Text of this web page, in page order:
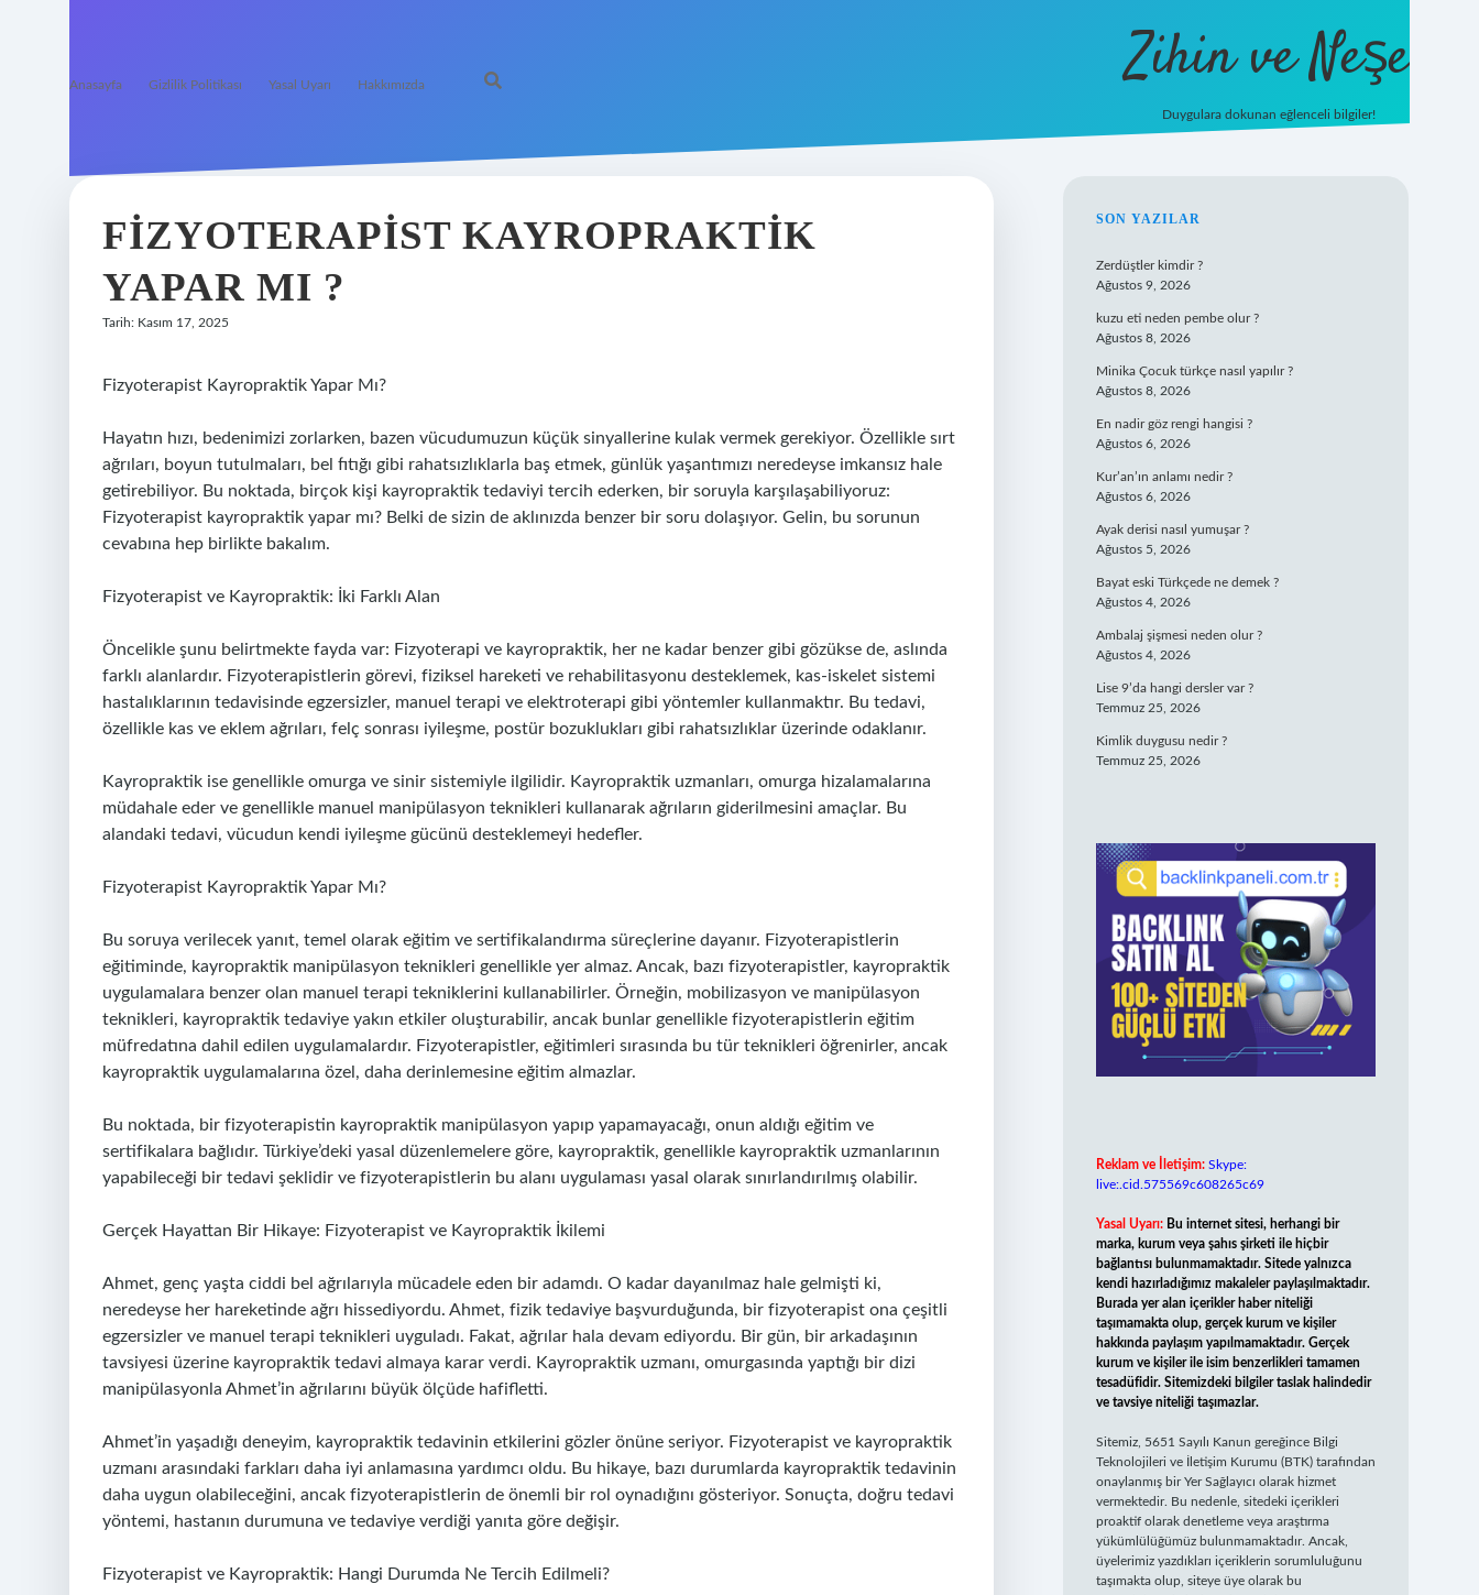
Anasayfa Gizlilik Politikası Yasal Uyarı Hakkımızda Zihin ve Neşe
Duygulara dokunan eğlenceli bilgiler!
FIZYOTERAPIST KAYROPRAKTIK
YAPAR MI ?
Tarih: Kasım 17, 2025
Fizyoterapist Kayropraktik Yapar Mı?
Hayatın hızı, bedenimizi zorlarken, bazen vücudumuzun küçük sinyallerine kulak vermek gerekiyor. Özellikle sırt
ağrıları, boyun tutulmaları, bel fıtığı gibi rahatsızlıklarla baş etmek, günlük yaşantımızı neredeyse imkansız hale
getirebiliyor. Bu noktada, birçok kişi kayropraktik tedaviyi tercih ederken, bir soruyla karşılaşabiliyoruz:
Fizyoterapist kayropraktik yapar mı? Belki de sizin de aklınızda benzer bir soru dolaşıyor. Gelin, bu sorunun
cevabına hep birlikte bakalım.
Fizyoterapist ve Kayropraktik: İki Farklı Alan
Öncelikle şunu belirtmekte fayda var: Fizyoterapi ve kayropraktik, her ne kadar benzer gibi gözükse de, aslında
farklı alanlardır. Fizyoterapistlerin görevi, fiziksel hareketi ve rehabilitasyonu desteklemek, kas-iskelet sistemi
hastalıklarının tedavisinde egzersizler, manuel terapi ve elektroterapi gibi yöntemler kullanmaktır. Bu tedavi,
özellikle kas ve eklem ağrıları, felç sonrası iyileşme, postür bozuklukları gibi rahatsızlıklar üzerinde odaklanır.
Kayropraktik ise genellikle omurga ve sinir sistemiyle ilgilidir. Kayropraktik uzmanları, omurga hizalamalarına
müdahale eder ve genellikle manuel manipülasyon teknikleri kullanarak ağrıların giderilmesini amaçlar. Bu
alandaki tedavi, vücudun kendi iyileşme gücünü desteklemeyi hedefler.
Fizyoterapist Kayropraktik Yapar Mı?
Bu soruya verilecek yanıt, temel olarak eğitim ve sertifikalandırma süreçlerine dayanır. Fizyoterapistlerin
eğitiminde, kayropraktik manipülasyon teknikleri genellikle yer almaz. Ancak, bazı fizyoterapistler, kayropraktik
uygulamalara benzer olan manuel terapi tekniklerini kullanabilirler. Örneğin, mobilizasyon ve manipülasyon
teknikleri, kayropraktik tedaviye yakın etkiler oluşturabilir, ancak bunlar genellikle fizyoterapistlerin eğitim
müfredatına dahil edilen uygulamalardır. Fizyoterapistler, eğitimleri sırasında bu tür teknikleri öğrenirler, ancak
kayropraktik uygulamalarına özel, daha derinlemesine eğitim almazlar.
Bu noktada, bir fizyoterapistin kayropraktik manipülasyon yapıp yapamayacağı, onun aldığı eğitim ve
sertifikalara bağlıdır. Türkiye’deki yasal düzenlemelere göre, kayropraktik, genellikle kayropraktik uzmanlarının
yapabileceği bir tedavi şeklidir ve fizyoterapistlerin bu alanı uygulaması yasal olarak sınırlandırılmış olabilir.
Gerçek Hayattan Bir Hikaye: Fizyoterapist ve Kayropraktik İkilemi
Ahmet, genç yaşta ciddi bel ağrılarıyla mücadele eden bir adamdı. O kadar dayanılmaz hale gelmişti ki,
neredeyse her hareketinde ağrı hissediyordu. Ahmet, fizik tedaviye başvurduğunda, bir fizyoterapist ona çeşitli
egzersizler ve manuel terapi teknikleri uyguladı. Fakat, ağrılar hala devam ediyordu. Bir gün, bir arkadaşının
tavsiyesi üzerine kayropraktik tedavi almaya karar verdi. Kayropraktik uzmanı, omurgasında yaptığı bir dizi
manipülasyonla Ahmet’in ağrılarını büyük ölçüde hafifletti.
Ahmet’in yaşadığı deneyim, kayropraktik tedavinin etkilerini gözler önüne seriyor. Fizyoterapist ve kayropraktik
uzmanı arasındaki farkları daha iyi anlamasına yardımcı oldu. Bu hikaye, bazı durumlarda kayropraktik tedavinin
daha uygun olabileceğini, ancak fizyoterapistlerin de önemli bir rol oynadığını gösteriyor. Sonuçta, doğru tedavi
yöntemi, hastanın durumuna ve tedaviye verdiği yanıta göre değişir.
Fizyoterapist ve Kayropraktik: Hangi Durumda Ne Tercih Edilmeli?
SIDEBAR
SON YAZILAR
Zerdüştler kimdir ?
Ağustos 9, 2026
kuzu eti neden pembe olur ?
Ağustos 8, 2026
Minika Çocuk türkçe nasıl yapılır ?
Ağustos 8, 2026
En nadir göz rengi hangisi ?
Ağustos 6, 2026
Kur’an’ın anlamı nedir ?
Ağustos 6, 2026
Ayak derisi nasıl yumuşar ?
Ağustos 5, 2026
Bayat eski Türkçede ne demek ?
Ağustos 4, 2026
Ambalaj şişmesi neden olur ?
Ağustos 4, 2026
Lise 9’da hangi dersler var ?
Temmuz 25, 2026
Kimlik duygusu nedir ?
Temmuz 25, 2026
Reklam ve İletişim: Skype:
live:.cid.575569c608265c69
Yasal Uyarı: Bu internet sitesi, herhangi bir
marka, kurum veya şahıs şirketi ile hiçbir
bağlantısı bulunmamaktadır. Sitede yalnızca
kendi hazırladığımız makaleler paylaşılmaktadır.
Burada yer alan içerikler haber niteliği
taşımamakta olup, gerçek kurum ve kişiler
hakkında paylaşım yapılmamaktadır. Gerçek
kurum ve kişiler ile isim benzerlikleri tamamen
tesadüfidir. Sitemizdeki bilgiler taslak halindedir
ve tavsiye niteliği taşımazlar.
Sitemiz, 5651 Sayılı Kanun gereğince Bilgi
Teknolojileri ve İletişim Kurumu (BTK) tarafından
onaylanmış bir Yer Sağlayıcı olarak hizmet
vermektedir. Bu nedenle, sitedeki içerikleri
proaktif olarak denetleme veya araştırma
yükümlülüğümüz bulunmamaktadır. Ancak,
üyelerimiz yazdıkları içeriklerin sorumluluğunu
taşımakta olup, siteye üye olarak bu